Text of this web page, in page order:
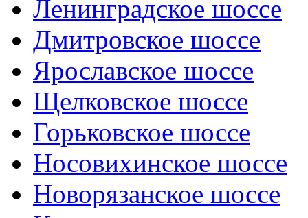
Ленинградское шоссе
Дмитровское шоссе
Ярославское шоссе
Щелковское шоссе
Горьковское шоссе
Носовихинское шоссе
Новорязанское шоссе